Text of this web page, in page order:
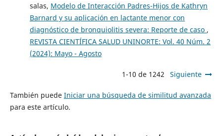
salas, Modelo de Interacción Padres-Hijos de Kathryn
Barnard y su aplicación en lactante menor con
diagnóstico de bronquiolitis severa: Reporte de caso ,
REVISTA CIENTÍFICA SALUD UNINORTE: Vol. 40 Núm. 2
(2024): Mayo - Agosto
1-10 de 1242 Siguiente
También puede Iniciar una búsqueda de similitud avanzada
para este artículo.